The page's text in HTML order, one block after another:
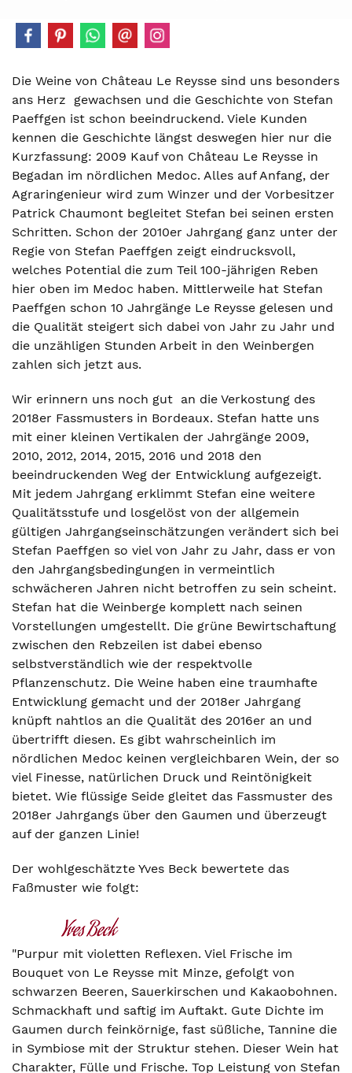
Die Weine von Château Le Reysse sind uns besonders
ans Herz gewachsen und die Geschichte von Stefan
Paeffgen ist schon beeindruckend. Viele Kunden
kennen die Geschichte längst deswegen hier nur die
Kurzfassung: 2009 Kauf von Château Le Reysse in
Begadan im nördlichen Medoc. Alles auf Anfang, der
Agraringenieur wird zum Winzer und der Vorbesitzer
Patrick Chaumont begleitet Stefan bei seinen ersten
Schritten. Schon der 2010er Jahrgang ganz unter der
Regie von Stefan Paeffgen zeigt eindrucksvoll,
welches Potential die zum Teil 100-jährigen Reben
hier oben im Medoc haben. Mittlerweile hat Stefan
Paeffgen schon 10 Jahrgänge Le Reysse gelesen und
die Qualität steigert sich dabei von Jahr zu Jahr und
die unzähligen Stunden Arbeit in den Weinbergen
zahlen sich jetzt aus.
Wir erinnern uns noch gut an die Verkostung des
2018er Fassmusters in Bordeaux. Stefan hatte uns
mit einer kleinen Vertikalen der Jahrgänge 2009,
2010, 2012, 2014, 2015, 2016 und 2018 den
beeindruckenden Weg der Entwicklung aufgezeigt.
Mit jedem Jahrgang erklimmt Stefan eine weitere
Qualitätsstufe und losgelöst von der allgemein
gültigen Jahrgangseinschätzungen verändert sich bei
Stefan Paeffgen so viel von Jahr zu Jahr, dass er von
den Jahrgangsbedingungen in vermeintlich
schwächeren Jahren nicht betroffen zu sein scheint.
Stefan hat die Weinberge komplett nach seinen
Vorstellungen umgestellt. Die grüne Bewirtschaftung
zwischen den Rebzeilen ist dabei ebenso
selbstverständlich wie der respektvolle
Pflanzenschutz. Die Weine haben eine traumhafte
Entwicklung gemacht und der 2018er Jahrgang
knüpft nahtlos an die Qualität des 2016er an und
übertrifft diesen. Es gibt wahrscheinlich im
nördlichen Medoc keinen vergleichbaren Wein, der so
viel Finesse, natürlichen Druck und Reintönigkeit
bietet. Wie flüssige Seide gleitet das Fassmuster des
2018er Jahrgangs über den Gaumen und überzeugt
auf der ganzen Linie!
Der wohlgeschätzte Yves Beck bewertete das
Faßmuster wie folgt:
"Purpur mit violetten Reflexen. Viel Frische im
Bouquet von Le Reysse mit Minze, gefolgt von
schwarzen Beeren, Sauerkirschen und Kakaobohnen.
Schmackhaft und saftig im Auftakt. Gute Dichte im
Gaumen durch feinkörnige, fast süßliche, Tannine die
in Symbiose mit der Struktur stehen. Dieser Wein hat
Charakter, Fülle und Frische. Top Leistung von Stefan